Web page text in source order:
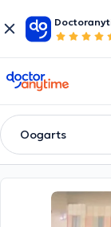
doctoranytime
Oogarts